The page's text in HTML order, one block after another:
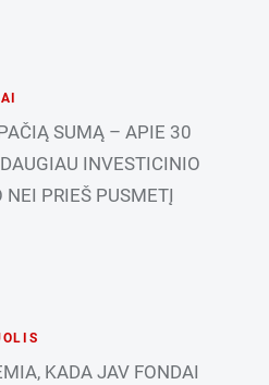
SUMĄ – APIE 30
INVESTICINIO
NEI PRIEŠ PUSMETĮ
KADA JAV FONDAI